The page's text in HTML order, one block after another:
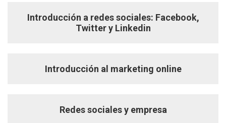
Introducción a redes sociales: Facebook,
Twitter y Linkedin
Introducción al marketing online
Redes sociales y empresa